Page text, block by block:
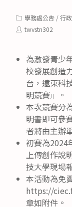
Post
category:
學務處公告 /行
Posttwvstn302
為激發青少
校發展創造
台，遠東科
明競賽』。
本次競賽分
明書即可參
者將由主辦
初賽為2024
上傳創作說
技大學現場
本活動為免
https://
章如附件。